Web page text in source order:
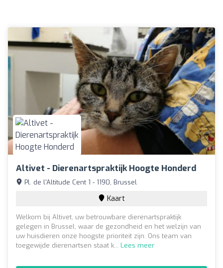
Altivet - Dierenartspraktijk Hoogte Honderd
Pl. de l'Altitude Cent 1 - 1190, Brussel
Kaart
Welkom bij Altivet, uw betrouwbare dierenartspraktijk
gelegen in Brussel, waar de gezondheid en het welzijn van
uw huisdieren onze hoogste prioriteit zijn. Ons team van
toegewijde dierenartsen staat k... Lees meer